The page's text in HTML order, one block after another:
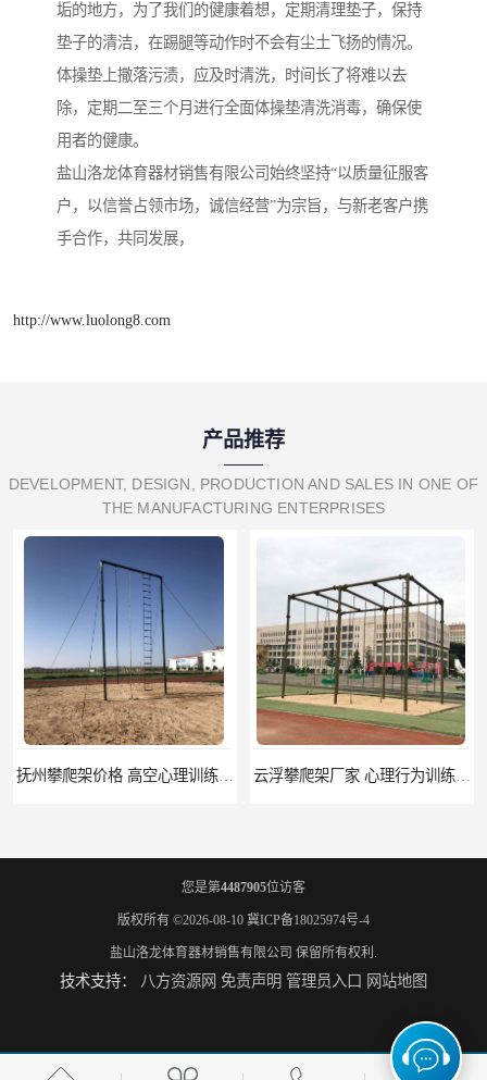
垢的地方，为了我们的健康着想，定期清理垫子，保持
垫子的清洁，在踢腿等动作时不会有尘土飞扬的情况。
体操垫上撒落污渍，应及时清洗，时间长了将难以去
除，定期二至三个月进行全面体操垫清洗消毒，确保使
用者的健康。
盐山洛龙体育器材销售有限公司始终坚持“以质量征服客
户，以信誉占领市场，诚信经营”为宗旨，与新老客户携
手合作，共同发展，
http://www.luolong8.com
产品推荐
DEVELOPMENT, DESIGN, PRODUCTION AND SALES IN ONE OF
THE MANUFACTURING ENTERPRISES
抚州攀爬架价格 高空心理训练器材 标准尺寸 云浮攀爬架厂家 心理行为训练器材 质量保证
濮阳攀爬架价格 训练攀爬架 批发价格 宁德攀爬架参数 爬绳架 量大优惠
您是第4487905位访客
版权所有 ©2026-08-10 冀ICP备18025974号-4
盐山洛龙体育器材销售有限公司 保留所有权利.
技术支持： 八方资源网 免责声明 管理员入口 网站地图